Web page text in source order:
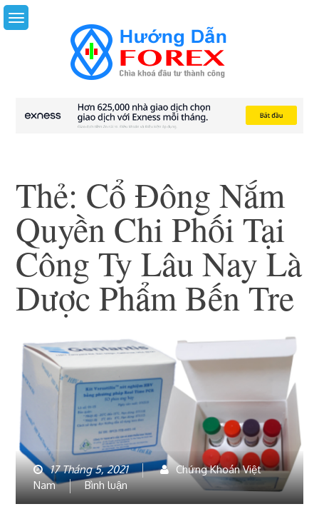
Skip
to
Thẻ: Cổ Đông Nắm
Quyền Chi Phối Tại
Công Ty Lâu Nay Là
Dược Phẩm Bến Tre
17 Tháng 5, 2021
Chứng Khoán Việt
Nam
Bình luậnbài
viết